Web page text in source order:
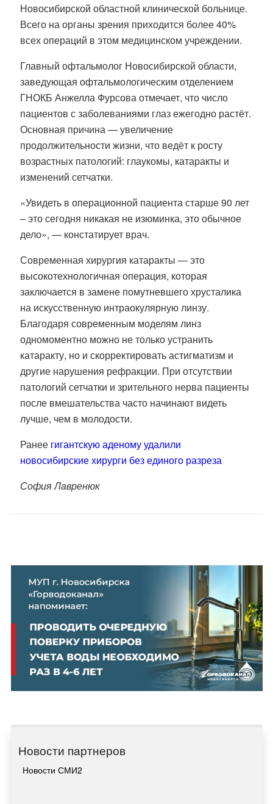
Новосибирской областной клинической больнице.
Всего на органы зрения приходится более 40%
всех операций в этом медицинском учреждении.
Главный офтальмолог Новосибирской области,
заведующая офтальмологическим отделением
ГНОКБ Анжелла Фурсова отмечает, что число
пациентов с заболеваниями глаз ежегодно растёт.
Основная причина — увеличение
продолжительности жизни, что ведёт к росту
возрастных патологий: глаукомы, катаракты и
изменений сетчатки.
«Увидеть в операционной пациента старше 90 лет
– это сегодня никакая не изюминка, это обычное
дело», — констатирует врач.
Современная хирургия катаракты — это
высокотехнологичная операция, которая
заключается в замене помутневшего хрусталика
на искусственную интраокулярную линзу.
Благодаря современным моделям линз
одномоментно можно не только устранить
катаракту, но и скорректировать астигматизм и
другие нарушения рефракции. При отсутствии
патологий сетчатки и зрительного нерва пациенты
после вмешательства часто начинают видеть
лучше, чем в молодости.
Ранеегигантскую аденому удалили
новосибирские хирурги без единого разреза
София Лавренюк
Новости партнеров
Новости СМИ2